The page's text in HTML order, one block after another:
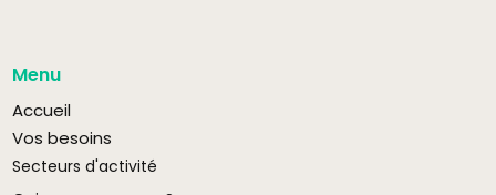
Menu
Accueil
Vos besoins
Secteurs d'activité